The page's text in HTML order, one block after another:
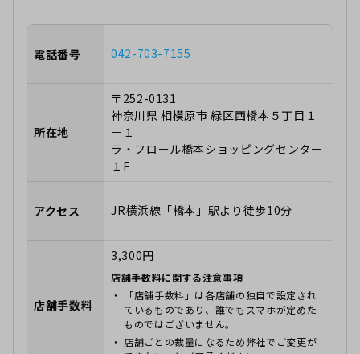
電話番号 042-703-7155
所在地
〒252-0131
神奈川県 相模原市 緑区西橋本５丁目１
－１
ラ・フロール橋本ショッピングセンター
１F
アクセス JR横浜線「橋本」駅より徒歩10分
店舗手数料
3,300円
店舗手数料に関する注意事項
「店舗手数料」は各店舗の独自で設定され
ているものであり、誰でもスマホが定めた
ものではございません。
店舗ごとの裁量になるため弊社でご変更が